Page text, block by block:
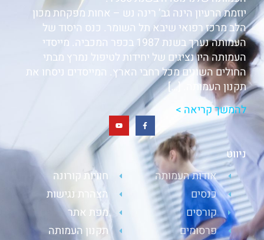
יוזמת הרעיון הינה גב’ רינה נש – אחות מפקחת מכון
הלב מרכז רפואי שיבא תל השומר. כנס היסוד של
העמותה נערך בשנת 1987 בכפר המכביה. מייסדי
העמותה היו נציגים של יחידות לטיפול נמרץ מבתי
החולים השונים מכל רחבי הארץ. המייסדים ניסחו את
תקנון העמותה. […]
להמשך קריאה >
ניווט
אודות העמותה
כנסים
קורסים
פרסומים
חוויות קורונה
הצהרת נגישות
מפת אתר
תקנון העמותה